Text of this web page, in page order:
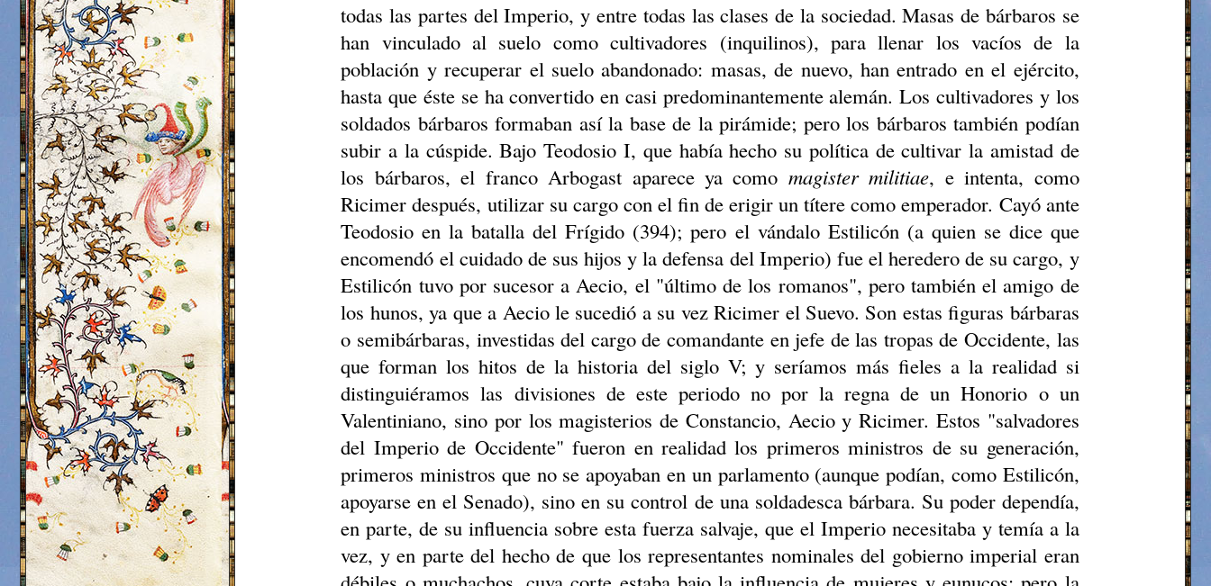
todas las partes del Imperio, y entre todas las clases de la sociedad. Masas de bárbaros se
han vinculado al suelo como cultivadores (inquilinos), para llenar los vacíos de la
población y recuperar el suelo abandonado: masas, de nuevo, han entrado en el ejército,
hasta que éste se ha convertido en casi predominantemente alemán. Los cultivadores y los
soldados bárbaros formaban así la base de la pirámide; pero los bárbaros también podían
subir a la cúspide. Bajo Teodosio I, que había hecho su política de cultivar la amistad de
los bárbaros, el francoArbogast aparece ya como magistermilitiae, e intenta, como
Ricimer después, utilizar su cargo con el fin de erigir un títere como emperador. Cayó ante
Teodosio en la batalla del Frígido (394); pero el vándalo Estilicón (a quien se dice que
encomendó el cuidado de sus hijos y la defensa del Imperio) fue el heredero de su cargo, y
Estilicón tuvo por sucesor aAecio, el "último de los romanos", pero también el amigo de
los hunos, ya que a Aeciole sucedió a su vez Ricimer el Suevo. Son estas figuras bárbaras
o semibárbaras, investidas del cargo de comandante en jefe de las tropas de Occidente, las
que forman los hitos de la historia del siglo V; y seríamos más fieles a la realidad si
distinguiéramos las divisiones de este periodo no por laregna de un Honorio o un
Valentiniano, sino por los magisterios de Constancio, Aecioy Ricimer. Estos "salvadores
del Imperio de Occidente" fueron en realidad los primeros ministros de su generación,
primeros ministros que no se apoyaban en un parlamento (aunque podían, como Estilicón,
apoyarse en el Senado), sino en su control de una soldadesca bárbara. Su poder dependía,
en parte, de su influencia sobre esta fuerza salvaje, que el Imperio necesitaba y temía a la
vez, y en parte del hecho de que los representantes nominales del gobierno imperial eran